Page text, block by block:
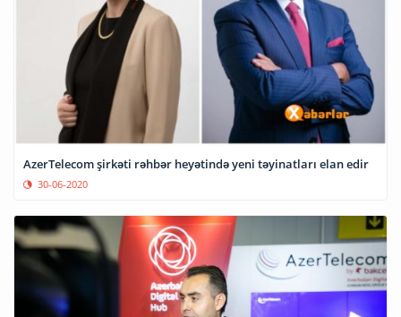
AzerTelecom şirkəti rəhbər heyətində yeni təyinatları elan edir
30-06-2020